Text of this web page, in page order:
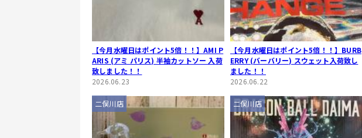
【今月水曜日はポイント5倍！！】AMI P
ARIS (アミ パリス) 半袖カットソー 入荷
致しました！！
2026.06.23
【今月水曜日はポイント5倍！！】BURB
ERRY (バーバリー) スウェット入荷致し
ました！！
2026.06.22
二俣川店 二俣川店